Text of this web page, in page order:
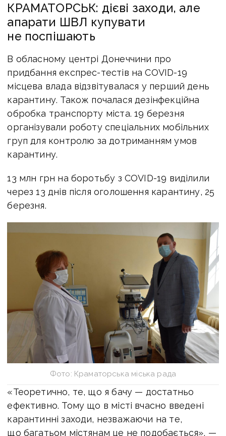
КРАМАТОРСЬК: дієві заходи, але
апарати ШВЛ купувати
не поспішають
В обласному центрі Донеччини про
придбання експрес-тестів на COVID-19
місцева влада відзвітувалася у перший день
карантину. Також почалася дезінфекційна
обробка транспорту міста. 19 березня
організували роботу спеціальних мобільних
груп для контролю за дотриманням умов
карантину.
13 млн грн на боротьбу з COVID-19 виділили
через 13 днів після оголошення карантину, 25
березня.
Фото: Краматорська міська рада
«Теоретично, те, що я бачу — достатньо
ефективно. Тому що в місті вчасно введені
карантинні заходи, незважаючи на те,
що багатьом містянам це не подобається», —